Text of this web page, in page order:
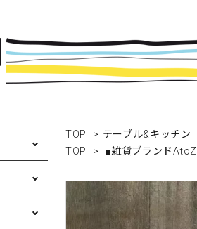
ポスターフレーム
ステーショナリー
アクセサリー・小物
雑貨ブランドAtoZ
New In
TOP > テーブル&キッチン
TOP
> ■雑貨ブランドAtoZ